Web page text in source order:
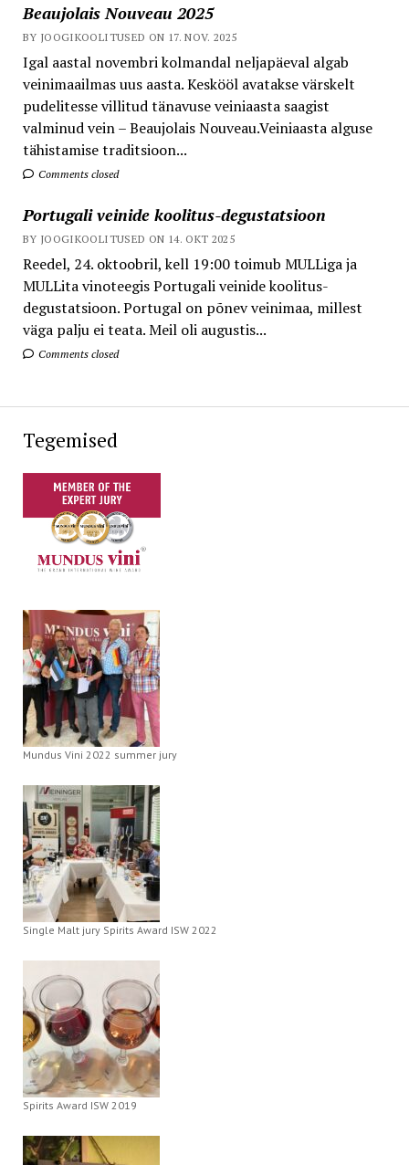
Beaujolais Nouveau 2025
BY JOOGIKOOLITUSED ON 17. NOV. 2025
Igal aastal novembri kolmandal neljapäeval algab
veinimaailmas uus aasta. Keskööl avatakse värskelt
pudelitesse villitud tänavuse veiniaasta saagist
valminud vein – Beaujolais Nouveau.Veiniaasta alguse
tähistamise traditsioon...
Comments closed
Portugali veinide koolitus-degustatsioon
BY JOOGIKOOLITUSED ON 14. OKT 2025
Reedel, 24. oktoobril, kell 19:00 toimub MULLiga ja
MULLita vinoteegis Portugali veinide koolitus-
degustatsioon. Portugal on põnev veinimaa, millest
väga palju ei teata. Meil oli augustis...
Comments closed
Tegemised
Mundus Vini 2022 summer jury
Single Malt jury Spirits Award ISW 2022
Spirits Award ISW 2019